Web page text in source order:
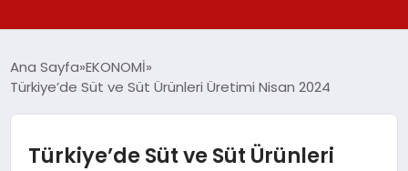
SPOR
YAŞAM
Ana Sayfa EKONOMİ
Türkiye’de Süt ve Süt Ürünleri Üretimi Nisan 2024
Türkiye’de Süt ve Süt Ürünleri